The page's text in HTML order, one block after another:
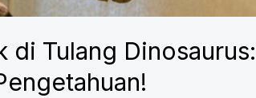
di Tulang Dinosaurus: